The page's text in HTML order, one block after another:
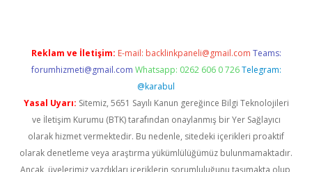
Reklam ve İletişim: E-mail: backlinkpaneli@gmail.com Teams:
forumhizmeti@gmail.com Whatsapp: 0262 606 0 726 Telegram:
@karabul
Yasal Uyarı: Sitemiz, 5651 Sayılı Kanun gereğince Bilgi Teknolojileri
ve İletişim Kurumu (BTK) tarafından onaylanmış bir Yer Sağlayıcı
olarak hizmet vermektedir. Bu nedenle, sitedeki içerikleri proaktif
olarak denetleme veya araştırma yükümlülüğümüz bulunmamaktadır.
Ancak, üyelerimiz yazdıkları içeriklerin sorumluluğunu taşımakta olup,